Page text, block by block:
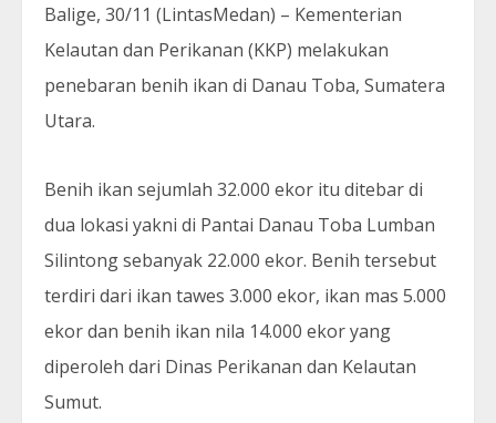
Balige, 30/11 (LintasMedan) – Kementerian
Kelautan dan Perikanan (KKP) melakukan
penebaran benih ikan di Danau Toba, Sumatera
Utara.
Benih ikan sejumlah 32.000 ekor itu ditebar di
dua lokasi yakni di Pantai Danau Toba Lumban
Silintong sebanyak 22.000 ekor. Benih tersebut
terdiri dari ikan tawes 3.000 ekor, ikan mas 5.000
ekor dan benih ikan nila 14.000 ekor yang
diperoleh dari Dinas Perikanan dan Kelautan
Sumut.